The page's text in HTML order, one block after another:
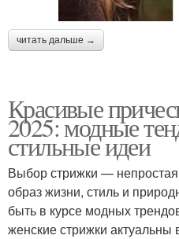
читать дальше →
Красивые
2025: модные
стильные идеи
Выбор стрижки —
образ жизни, стиль и
быть в курсе модных
женские стрижки актуальны